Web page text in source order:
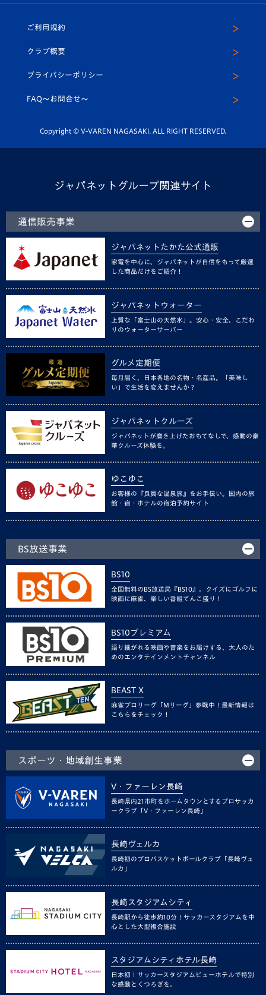
ホームタウン
平和祈念活動
ホームタウン活動
U-18
スクール
ヴィヴィくんインスタグラム
公式LINE＠
ご利用規約
クラブ概要
プライバシーポリシー
FAQ〜お問合せ〜
Copyright © V-VAREN NAGASAKI. ALL RIGHT RESERVED.
ジャパネットグループ関連サイト
通信販売事業
ジャパネットたかた公式通販
家電を中心に、ジャパネットが自信をもって厳選
した商品だけをご紹介！
ジャパネットウォーター
上質な「富士山の天然水」。安心・安全、こだわ
りのウォーターサーバー
グルメ定期便
毎月届く、日本各地の名物・名産品。「美味し
い」で生活を変えませんか？
ジャパネットクルーズ
ジャパネットが磨き上げたおもてなしで、感動の豪
華クルーズ体験を。
ゆこゆこ
お客様の『良質な温泉旅』をお手伝い。国内の旅
館・宿・ホテルの宿泊予約サイト
BS放送事業
BS10
全国無料のBS放送局『BS10』。クイズにゴルフに
映画に麻雀、楽しい番組てんこ盛り！
BS10プレミアム
語り継がれる映画や音楽をお届けする、大人のた
めのエンタテインメントチャンネル
BEAST X
麻雀プロリーグ「Mリーグ」参戦中！最新情報は
こちらをチェック！
スポーツ・地域創生事業
V・ファーレン長崎
長崎県内21市町をホームタウンとするプロサッカ
ークラブ「V・ファーレン長崎」
長崎ヴェルカ
長崎初のプロバスケットボールクラブ「長崎ヴェ
ルカ」
長崎スタジアムシティ
長崎駅から徒歩約10分！サッカースタジアムを中
心とした大型複合施設
スタジアムシティホテル長崎
日本初！サッカースタジアムビューホテルで特別
な感動とくつろぎを。